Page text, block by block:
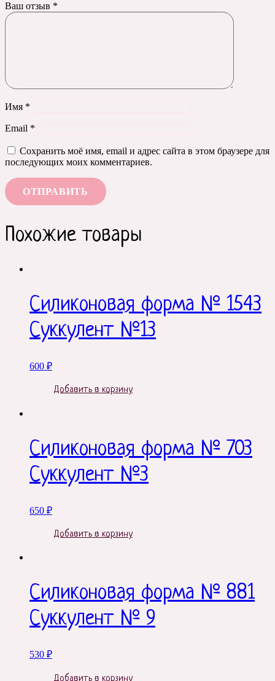
Ваш отзыв *
Имя *
Email *
Сохранить моё имя, email и адрес сайта в этом браузере для
последующих моих комментариев.
Похожие товары
Силиконовая форма № 1543
Суккулент №13
600 ₽
Добавить в корзину
Силиконовая форма № 703
Суккулент №3
650 ₽
Добавить в корзину
Силиконовая форма № 881
Суккулент № 9
530 ₽
Добавить в корзину